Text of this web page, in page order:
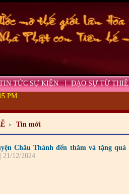
TỨC SỰ KIỆN ĐẠO SỰ TỪ
PM
Tin mới
Châu Thành đến thăm và tặng
21/12/2024